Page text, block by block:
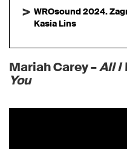
WROsound 2024.
Kasia Lins
Mariah Carey –All I
You